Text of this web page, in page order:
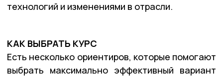
технологий и изменениями в отрасли.
КАК ВЫБРАТЬ КУРС
Есть несколько ориентиров, которые помогают
выбрать максимально эффективный вариант